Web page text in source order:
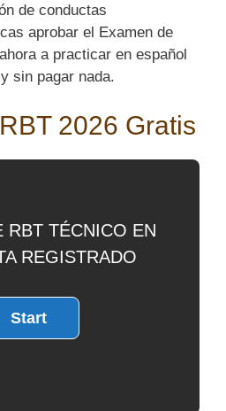
de conductas
aprobar el Examen de
a practicar en español
sin pagar nada.
2026 Gratis
RBT TÉCNICO EN
REGISTRADO